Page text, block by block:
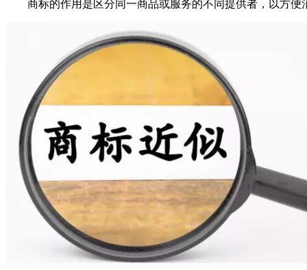
商标的作用是区分同一商品或服务的不同提供者，以方便